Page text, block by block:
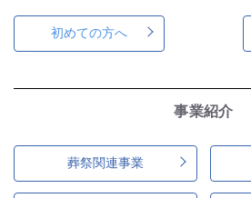
初めての方へ
事業紹介
葬祭関連事業